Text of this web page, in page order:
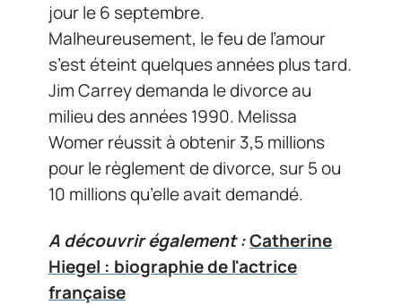
jour le 6 septembre.
Malheureusement, le feu de l’amour
s’est éteint quelques années plus tard.
Jim Carrey demanda le divorce au
milieu des années 1990. Melissa
Womer réussit à obtenir 3,5 millions
pour le règlement de divorce, sur 5 ou
10 millions qu’elle avait demandé.
A découvrir également :Catherine
Hiegel : biographie de l'actrice
française